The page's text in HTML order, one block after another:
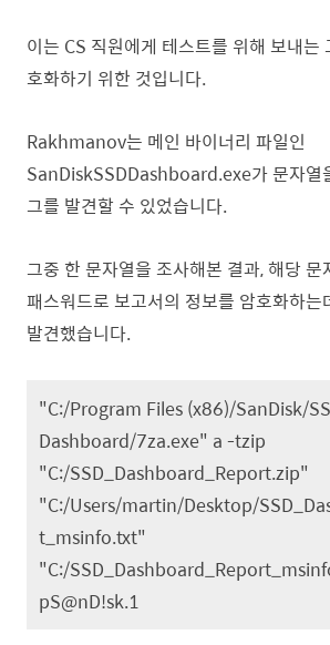
이는 CS 직원에게 테스트를 위해 보내는
호화하기 위한 것입니다.
Rakhmanov는 메인 바이너리 파일인
SanDiskSSDDashboard.exe가 문자열
그를 발견할 수 있었습니다.
그중 한 문자열을 조사해본 결과, 해당 문
패스워드로 보고서의 정보를 암호화하는
발견했습니다.
"C:/Program Files (x86)/SanDisk/
Dashboard/7za.exe" a -tzip
"C:/SSD_Dashboard_Report.zip"
"C:/Users/martin/Desktop/
t_msinfo.txt"
"C:/
pS@nD!sk.1